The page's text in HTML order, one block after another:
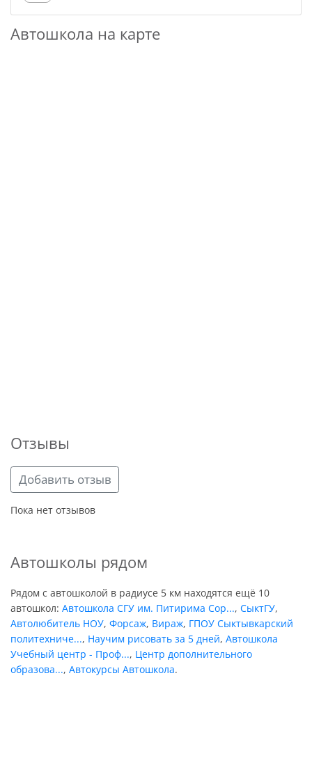
Автошкола на карте
Отзывы
Добавить отзыв
Пока нет отзывов
Автошколы рядом
Рядом с автошколой в радиусе 5 км находятся ещё 10
автошкол: Автошкола СГУ им. Питирима Сор..., СыктГУ,
Автолюбитель НОУ, Форсаж, Вираж, ГПОУ Сыктывкарский
политехниче..., Научим рисовать за 5 дней, Автошкола
Учебный центр - Проф..., Центр дополнительного
образова..., Автокурсы Автошкола.